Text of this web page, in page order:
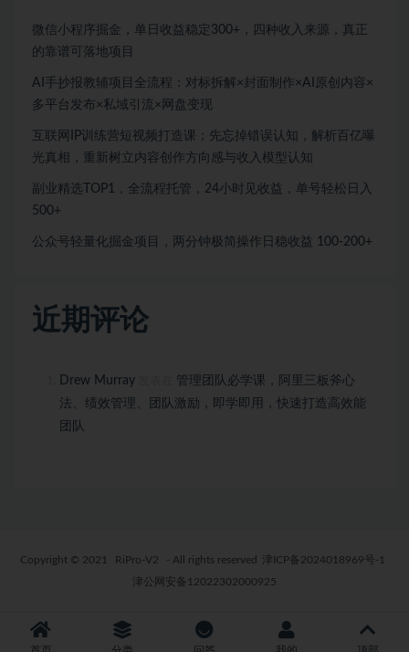
微信小程序掘金，单日收益稳定300+，四种收入来源，真正
的靠谱可落地项目
AI手抄报教辅项目全流程：对标拆解×封面制作×AI原创内容×
多平台发布×私域引流×网盘变现
互联网IP训练营短视频打造课；先忘掉错误认知，解析百亿曝
光真相，重新树立内容创作方向感与收入模型认知
副业精选TOP1，全流程托管，24小时见收益，单号轻松日入
500+
公众号轻量化掘金项目，两分钟极简操作日稳收益 100-200+
近期评论
Drew Murray
管理团队必学课，阿里三板斧心
法、绩效管理、团队激励，即学即用，快速打造高效能
团队
Copyright © 2021 RiPro-V2 - All rights reserved
津ICP备2024018969号-1
津公网安备12022302000925